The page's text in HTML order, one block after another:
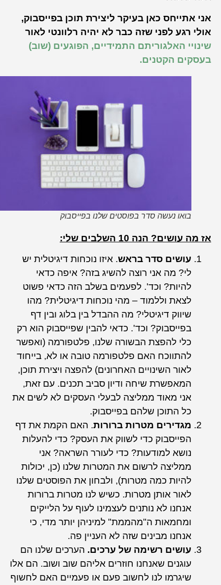
אני אתייחס כאן בעיקר ליצירת תוכן בפייסבוק,
אולי רגע לפני שזה כבר לא יהיה רלוונטי לאור
שינויי האלגוריתם התמידיים, הפוגעים (שוב)
בעסקים הקטנים.
בואו נעשה סדר בפוסטים שלנו בפייסבוק
אז מה עושים? הנה 10 השלבים שלי:
עושים סדר בראש. איזו נוכחות דיגיטלית יש
לי? מה אני רוצה להשיג בזה? איפה כדאי
להיות? וכד'. לפעמים בשלב הזה כדאי פשוט
לצאת וללמוד – מהי נוכחות דיגיטלית? מהו
שיווק דיגיטלי? מה ההבדל בין בלוג ובין דף
בפייסבוק? וכד'. כדאי להבין שפייסבוק הוא רק
כלי להפצת הבשורה שלנו, פלטפורמה (ואפשר
להתווכח האם פלטפורמה טובה או לא, בייחוד
לאור השינויים האחרונים) להפצה ויצירת תוכן,
המאפשרת שיחה ודיון סביב תכנים. עם זאת,
אני מאוד ממליצה לבעלי העסקים לא לשים את
כל התוכן שלהם בפייסבוק.
מגדירים מטרות ברורות. האם הקמת את דף
הפייסבוק כדי לשווק את העסק? כדי להעלות
נושא למודעות? כדי לעורר השראה? אני
ממליצה לרשום את המטרות שלנו (כן, יכולות
להיות כמה מטרות), ולבחון את הפוסטים שלנו
לאור אותן מטרות. כשיש לנו מטרות ברורות
אנחנו לא נותנים לעצמינו לעוף על הלייקים
ומחמאות ה"מהממת" למיניהן יותר מדי, כי
אנחנו מבינים שזה לא העניין פה.
עושים רשימה של ערכים.הערכים שלנו הם
עוגנים שאנחנו חוזרים אליהם שוב ושוב. הם אלו
שיגרמו לנו לחשוב פעם או פעמיים האם לחשוף